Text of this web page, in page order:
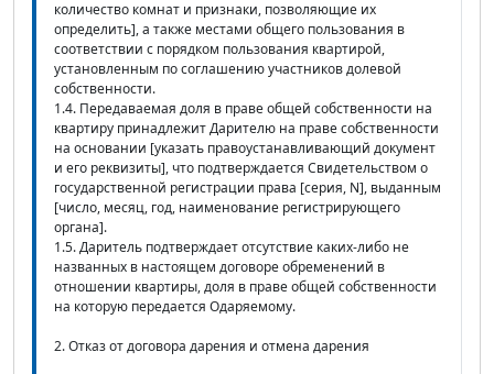
количество комнат и признаки, позволяющие их
определить], а также местами общего пользования в
соответствии с порядком пользования квартирой,
установленным по соглашению участников долевой
собственности.
1.4. Передаваемая доля в праве общей собственности на
квартиру принадлежит Дарителю на праве собственности
на основании [указать правоустанавливающий документ
и его реквизиты], что подтверждается Свидетельством о
государственной регистрации права [серия, N], выданным
[число, месяц, год, наименование регистрирующего
органа].
1.5. Даритель подтверждает отсутствие каких-либо не
названных в настоящем договоре обременений в
отношении квартиры, доля в праве общей собственности
на которую передается Одаряемому.
2. Отказ от договора дарения и отмена дарения